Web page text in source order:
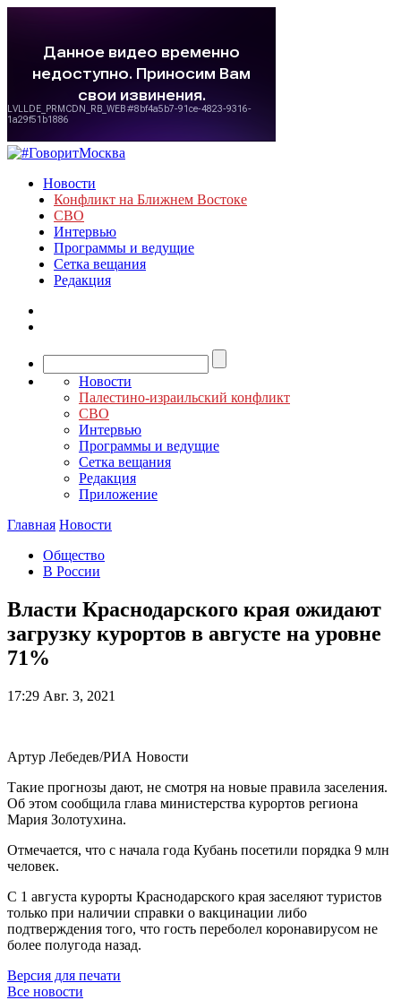
Новости
Конфликт на Ближнем Востоке
СВО
Интервью
Программы и ведущие
Сетка вещания
Редакция
Новости
Палестино-израильский конфликт
СВО
Интервью
Программы и ведущие
Сетка вещания
Редакция
Приложение
Главная Новости
Общество
В России
Власти Краснодарского края ожидают
загрузку курортов в августе на уровне
71%
17:29 Авг. 3, 2021
Артур Лебедев/РИА Новости
Такие прогнозы дают, не смотря на новые правила заселения.
Об этом сообщила глава министерства курортов региона
Мария Золотухина.
Отмечается, что с начала года Кубань посетили порядка 9 млн
человек.
С 1 августа курорты Краснодарского края заселяют туристов
только при наличии справки о вакцинации либо
подтверждения того, что гость переболел коронавирусом не
более полугода назад.
Версия для печати
Все новости